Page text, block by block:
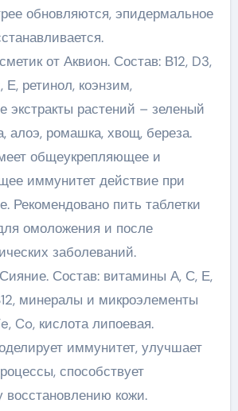
обновляются, эпидермальное
от Аквион. Состав: В12, D3,
Е, ретинол, коэнзим,
экстракты растений – зеленый
алоэ, ромашка, хвощ, береза.
общеукрепляющее и
иммунитет действие при
Рекомендовано пить таблетки
омоложения и после
заболеваний.
Состав: витамины А, С, Е,
минералы и микроэлементы
Co, кислота липоевая.
иммунитет, улучшает
способствует
кожи.